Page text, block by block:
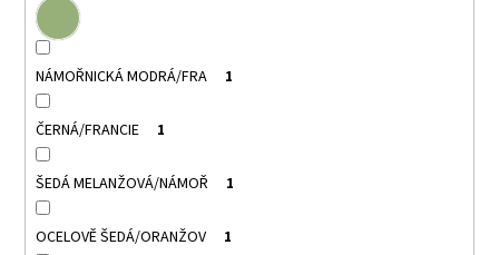
NÁMOŘNICKÁ MODRÁ/FRA 1
ČERNÁ/FRANCIE 1
ŠEDÁ MELANŽOVÁ/NÁMOŘ 1
OCELOVĚ ŠEDÁ/ORANŽOV 1